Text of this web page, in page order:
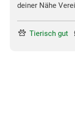
deiner Nähe
Tierisch gut